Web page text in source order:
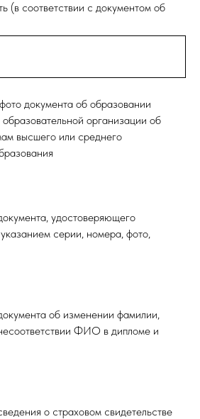
(в соответствии с документом об
документа об образовании
организации об
высшего или среднего
удостоверяющего
серии, номера, фото,
об изменении фамилии,
ФИО в дипломе и
о страховом свидетельстве